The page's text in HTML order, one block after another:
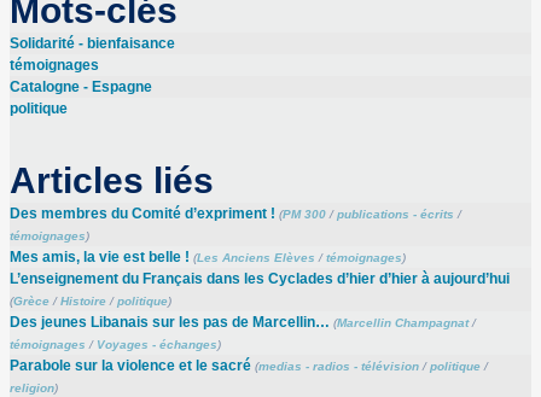
Mots-clés
Solidarité - bienfaisance
témoignages
Catalogne - Espagne
politique
Articles liés
Des membres du Comité d’expriment ! (PM 300/publications - écrits /
témoignages)
Mes amis, la vie est belle ! (Les Anciens Elèves /témoignages)
L’enseignement du Français dans les Cyclades d’hier d’hier à aujourd’hui
(Grèce/Histoire/politique)
Des jeunes Libanais sur les pas de Marcellin… (Marcellin Champagnat/
témoignages / Voyages - échanges)
Parabole sur la violence et le sacré (medias - radios - télévision/politique/
religion)